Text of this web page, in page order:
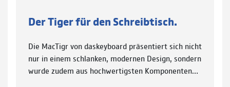
Der Tiger für den Schreibtisch.
Die MacTigr von daskeyboard präsentiert sich nicht
nur in einem schlanken, modernen Design, sondern
wurde zudem aus hochwertigsten Komponenten…